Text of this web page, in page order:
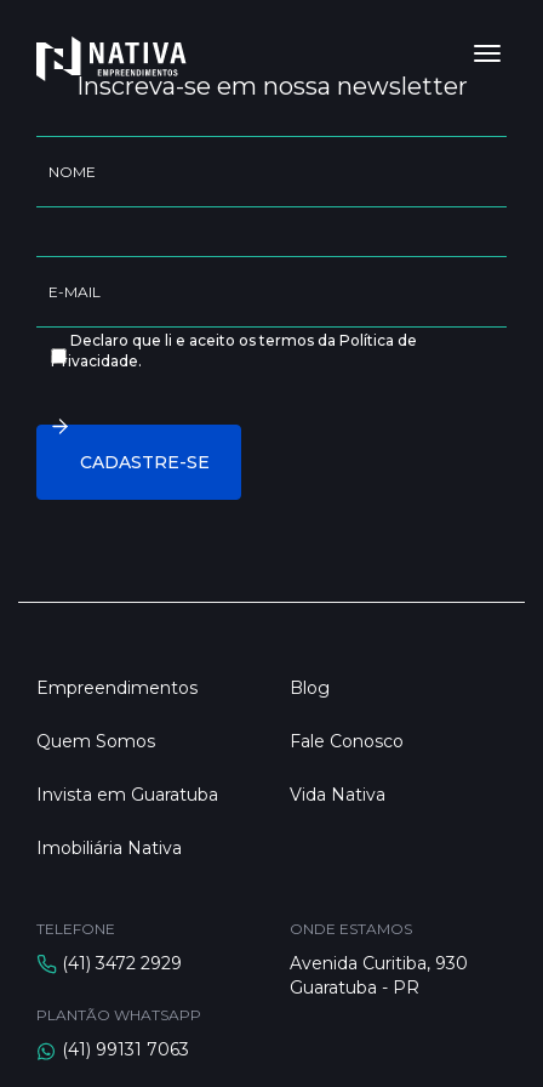
Toggle
Inscreva-se em nossa newsletter
Declaro que li e aceito os termos da Política de
Privacidade.
Empreendimentos
Quem Somos
Invista em Guaratuba
Imobiliária Nativa
Blog
Fale Conosco
Vida Nativa
TELEFONE
(41) 3472 2929
PLANTÃO WHATSAPP
(41) 99131 7063
ONDE ESTAMOS
Avenida Curitiba, 930
Guaratuba - PR